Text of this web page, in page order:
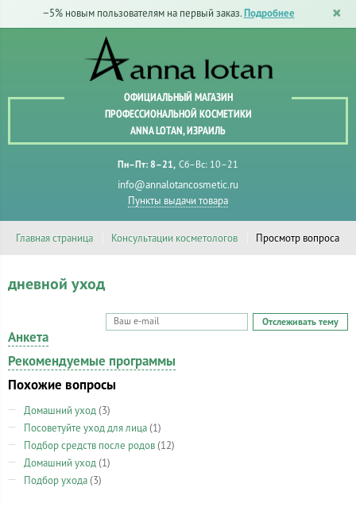
−5% новым пользователям на первый заказ. Подробнее
ОФИЦИАЛЬНЫЙ МАГАЗИН
ПРОФЕССИОНАЛЬНОЙ КОСМЕТИКИ
ANNA LOTAN, ИЗРАИЛЬ
Пн–Пт: 8–21 Сб–Вс: 10–21
info@annalotancosmetic.ru
Пункты выдачи товара
Главная страница Консультации косметологов Просмотр вопроса
дневной уход
Отслеживать тему
Анкета
Рекомендуемые программы
Похожие вопросы
Домашний уход (3)
Посоветуйте уход для лица (1)
Подбор средств после родов (12)
Домашний уход (1)
Подбор ухода (3)